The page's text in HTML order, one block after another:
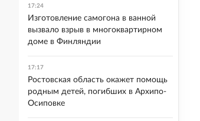
17:24
Изготовление самогона в ванной
вызвало взрыв в многоквартирном
доме в Финляндии
17:17
Ростовская область окажет помощь
родным детей, погибших в Архипо-
Осиповке